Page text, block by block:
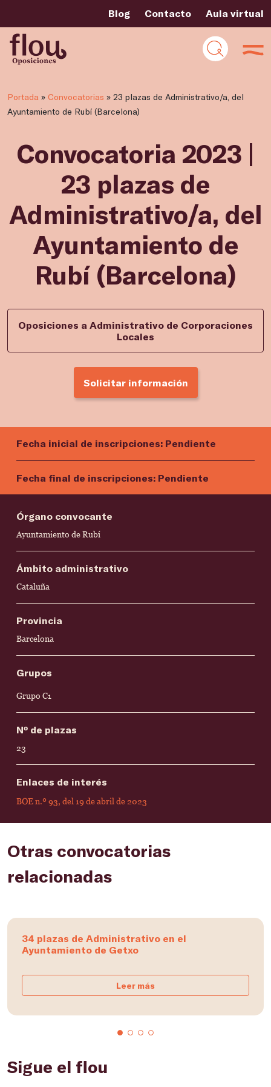
Blog Contacto Aula virtual
Portada » Convocatorias » 23 plazas de Administrativo/a, del
Ayuntamiento de Rubí (Barcelona)
Convocatoria 2023 |
23 plazas de
Administrativo/a, del
Ayuntamiento de
Rubí (Barcelona)
Oposiciones a Administrativo de Corporaciones
Locales
Solicitar información
Fecha inicial de inscripciones: Pendiente
Fecha final de inscripciones: Pendiente
Órgano convocante
Ayuntamiento de Rubí
Ámbito administrativo
Cataluña
Provincia
Barcelona
Grupos
Grupo C1
Nº de plazas
23
Enlaces de interés
BOE n.º 93, del 19 de abril de 2023
Otras convocatorias
relacionadas
34 plazas de Administrativo en el
Ayuntamiento de Getxo
Leer más
Sigue el flou